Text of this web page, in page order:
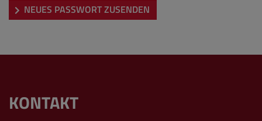
NEUES PASSWORT ZUSENDEN
KONTAKT